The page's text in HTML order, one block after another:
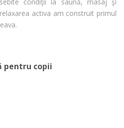
activa am construit primul
pentru copii